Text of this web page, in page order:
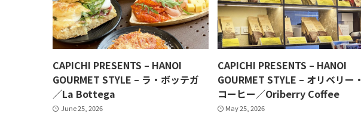
CAPICHI PRESENTS – HANOI
GOURMET STYLE – ラ・ボッテガ
／La Bottega
June 25, 2026
CAPICHI PRESENTS – HANOI
GOURMET STYLE – オリベリー・
コーヒー／Oriberry Coffee
May 25, 2026